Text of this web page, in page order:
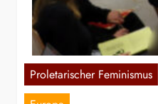
Proletarischer Feminismus